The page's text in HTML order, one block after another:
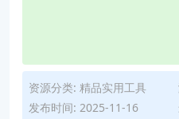
资源分类: 精品实用工具
发布时间: 2025-11-16